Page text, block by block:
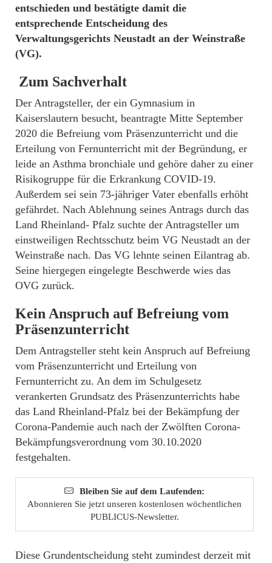
entschieden und bestätigte damit die
entsprechende Entscheidung des
Verwaltungsgerichts Neustadt an der Weinstraße
(VG).
Zum Sachverhalt
Der Antragsteller, der ein Gymnasium in
Kaiserslautern besucht, beantragte Mitte September
2020 die Befreiung vom Präsenzunterricht und die
Erteilung von Fernunterricht mit der Begründung, er
leide an Asthma bronchiale und gehöre daher zu einer
Risikogruppe für die Erkrankung COVID-19.
Außerdem sei sein 73-jähriger Vater ebenfalls erhöht
gefährdet. Nach Ablehnung seines Antrags durch das
Land Rheinland- Pfalz suchte der Antragsteller um
einstweiligen Rechtsschutz beim VG Neustadt an der
Weinstraße nach. Das VG lehnte seinen Eilantrag ab.
Seine hiergegen eingelegte Beschwerde wies das
OVG zurück.
Kein Anspruch auf Befreiung vom
Präsenzunterricht
Dem Antragsteller steht kein Anspruch auf Befreiung
vom Präsenzunterricht und Erteilung von
Fernunterricht zu. An dem im Schulgesetz
verankerten Grundsatz des Präsenzunterrichts habe
das Land Rheinland-Pfalz bei der Bekämpfung der
Corona-Pandemie auch nach der Zwölften Corona-
Bekämpfungsverordnung vom 30.10.2020
festgehalten.
Bleiben Sie auf dem Laufenden:
Abonnieren Sie jetzt unseren kostenlosen wöchentlichen
PUBLICUS-Newsletter.
Diese Grundentscheidung steht zumindest derzeit mit